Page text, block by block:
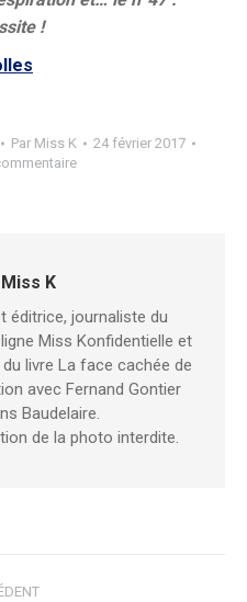
!
Par Miss K
24 février 2017
Miss K
éditrice, journaliste du
Miss Konfidentielle et
livre La face cachée de
avec Fernand Gontier
Baudelaire.
de la photo interdite.